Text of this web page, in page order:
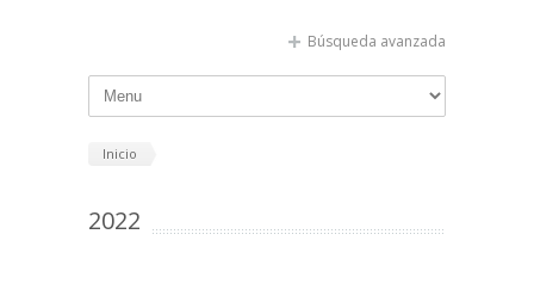
Búsqueda avanzada
Inicio
2022